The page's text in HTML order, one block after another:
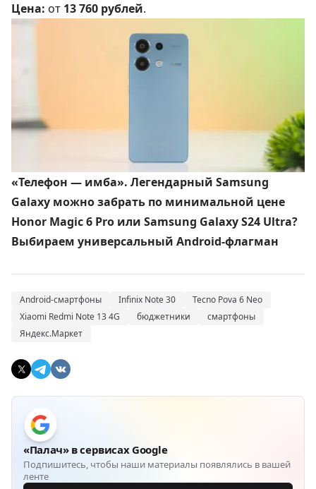
Цена: от 13 760 рублей.
«Телефон — имба». Легендарный Samsung
Galaxy можно забрать по минимальной цене
Honor Magic 6 Pro или Samsung Galaxy S24 Ultra?
Выбираем универсальный Android-флагман
Android-смартфоны Infinix Note 30
Tecno Pova 6 Neo
Xiaomi Redmi Note 13 4G
бюджетники
смартфоны
Яндекс.Маркет
«Палач» в сервисах Google
Подпишитесь, чтобы наши материалы появлялись в вашей
ленте